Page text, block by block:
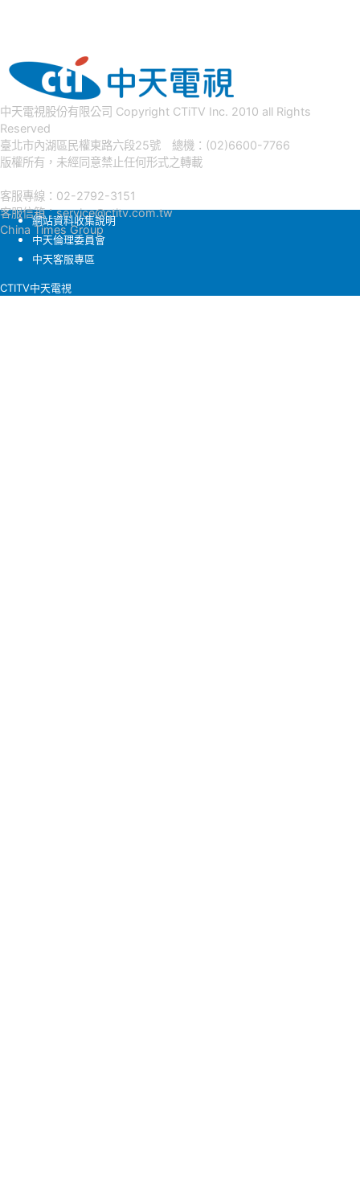
中天電視股份有限公司 Copyright CTiTV Inc. 2010 all Rights
Reserved
臺北市內湖區民權東路六段25號 總機：(02)6600-7766
版權所有，未經同意禁止任何形式之轉載
客服專線：02-2792-3151
客服信箱：service@ctitv.com.tw
China Times Group
網站資料收集說明
中天倫理委員會
中天客服專區
CTITV中天電視